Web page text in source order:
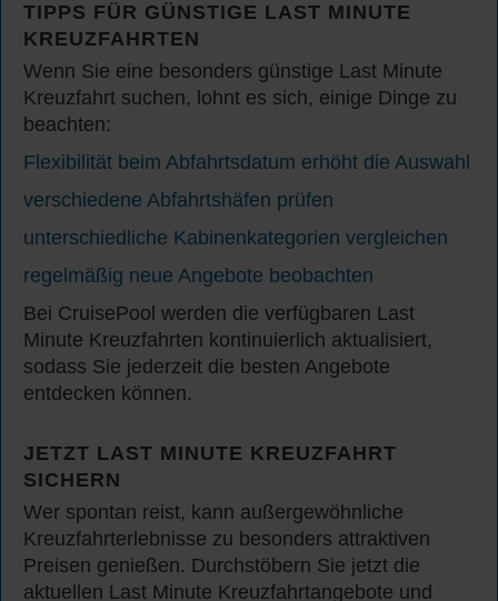
TIPPS FÜR GÜNSTIGE LAST MINUTE
KREUZFAHRTEN
Wenn Sie eine besonders günstige Last Minute
Kreuzfahrt suchen, lohnt es sich, einige Dinge zu
beachten:
Flexibilität beim Abfahrtsdatum erhöht die Auswahl
verschiedene Abfahrtshäfen prüfen
unterschiedliche Kabinenkategorien vergleichen
regelmäßig neue Angebote beobachten
Bei CruisePool werden die verfügbaren Last
Minute Kreuzfahrten kontinuierlich aktualisiert,
sodass Sie jederzeit die besten Angebote
entdecken können.
JETZT LAST MINUTE KREUZFAHRT
SICHERN
Wer spontan reist, kann außergewöhnliche
Kreuzfahrterlebnisse zu besonders attraktiven
Preisen genießen. Durchstöbern Sie jetzt die
aktuellen Last Minute Kreuzfahrtangebote und